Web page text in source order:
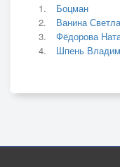
Боцман
Ванина
Фёдорова
Шпень